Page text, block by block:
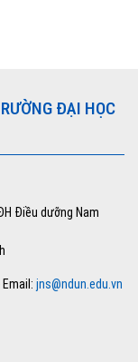
ĐẠI HỌC
Điều dưỡng Nam
Email: jns@ndun.edu.vn